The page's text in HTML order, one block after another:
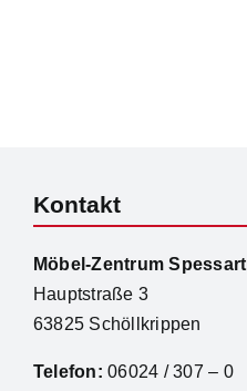
Kontakt
Möbel-Zentrum Spessart
Hauptstraße 3
63825 Schöllkrippen
Telefon: 06024 / 307 – 0